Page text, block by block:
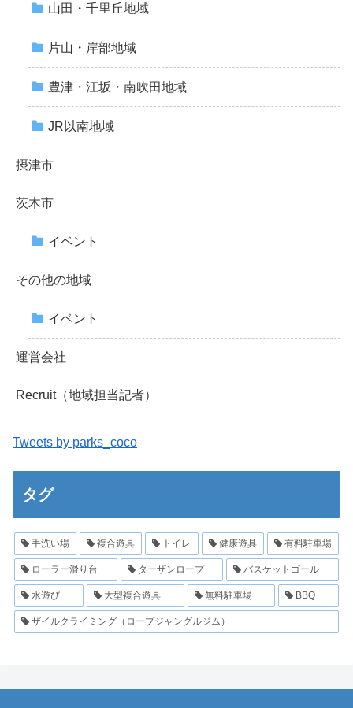
山田・千里丘地域
片山・岸部地域
豊津・江坂・南吹田地域
JR以南地域
摂津市
茨木市
イベント
その他の地域
イベント
運営会社
Recruit（地域担当記者）
Tweets by parks_coco
タグ
手洗い場 複合遊具 トイレ 健康遊具 有料駐車場
ローラー滑り台 ターザンロープ バスケットゴール
水遊び 大型複合遊具 無料駐車場 BBQ
ザイルクライミング（ロープジャングルジム）